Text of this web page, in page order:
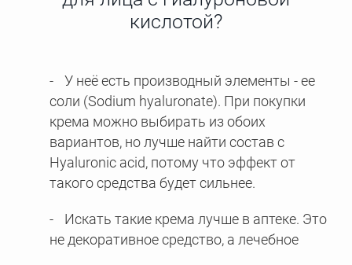
кислотой?
У неё есть производный элементы - ее
соли (Sodium hyaluronate). При покупки
крема можно выбирать из обоих
вариантов, но лучше найти состав с
Hyaluronic acid, потому что эффект от
такого средства будет сильнее.
Искать такие крема лучше в аптеке. Это
не декоративное средство, а лечебное